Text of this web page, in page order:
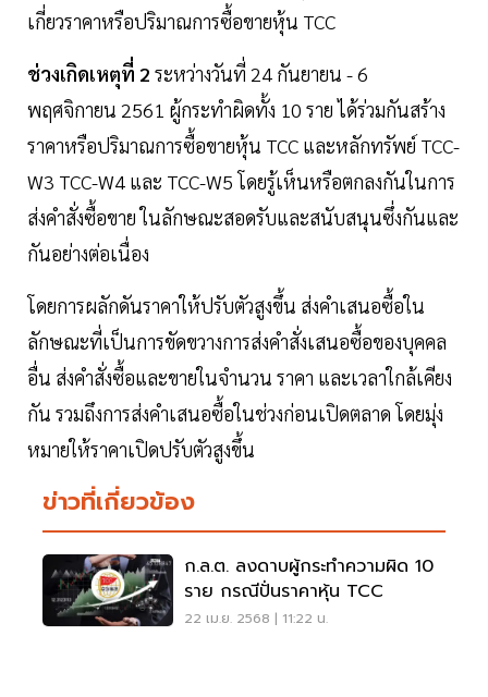
เกี่ยวราคาหรือปริมาณการซื้อขายหุ้น TCC
ช่วงเกิดเหตุที่ 2 ระหว่างวันที่ 24 กันยายน - 6
พฤศจิกายน 2561 ผู้กระทำผิดทั้ง 10 ราย ได้ร่วมกันสร้าง
ราคาหรือปริมาณการซื้อขายหุ้น TCC และหลักทรัพย์ TCC-
W3 TCC-W4 และ TCC-W5 โดยรู้เห็นหรือตกลงกันในการ
ส่งคำสั่งซื้อขาย ในลักษณะสอดรับและสนับสนุนซึ่งกันและ
กันอย่างต่อเนื่อง
โดยการผลักดันราคาให้ปรับตัวสูงขึ้น ส่งคำเสนอซื้อใน
ลักษณะที่เป็นการขัดขวางการส่งคำสั่งเสนอซื้อของบุคคล
อื่น ส่งคำสั่งซื้อและขายในจำนวน ราคา และเวลาใกล้เคียง
กัน รวมถึงการส่งคำเสนอซื้อในช่วงก่อนเปิดตลาด โดยมุ่ง
หมายให้ราคาเปิดปรับตัวสูงขึ้น
ข่าวที่เกี่ยวข้อง
ก.ล.ต. ลงดาบผู้กระทำความผิด 10
ราย กรณีปั่นราคาหุ้น TCC
22 เม.ย. 2568 | 11:22 น.